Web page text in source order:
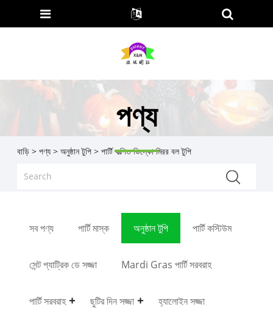
পণ্য
বাড়ি > পণ্য> অনুষ্ঠান টুপি> পার্টি কল্পিত ডিস্কো মিরর বল টুপি
সব পণ্য পার্টি মাস্ক অনুষ্ঠান টুপি পার্টি কস্টিউম
সেন্ট প্যাট্রিক ডে সজ্জা Mardi Gras পার্টি সরবরাহ
পার্টি সরবরাহ ছুটির দিন সজ্জা হ্যালোইন সজ্জা